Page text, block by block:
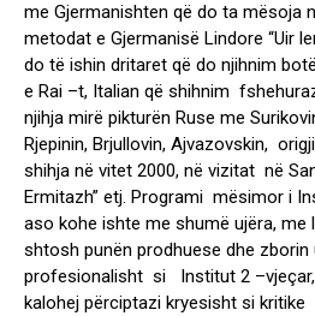
me Gjermanishten që do ta mësoja
metodat e Gjermanisë Lindore “Uir
do të ishin dritaret që do njihnim
e Rai –t, Italian që shihnim
njihja mirë pikturën Ruse me
Rjepinin, Brjullovin, Ajvazovskin,
shihja në vitet 2000, në vizitat në
Ermitazh” etj. Programi mësimor i
aso kohe ishte me shumë ujëra,
shtosh punën prodhuese dhe zborin
profesionalisht si Institut 2 –vjeçar,
kalohej përciptazi kryesisht si kritike